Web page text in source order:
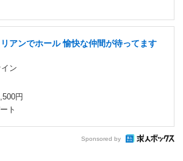
アンでホール 愉快な仲間が待ってます
ン
円
ト
Sponsored by